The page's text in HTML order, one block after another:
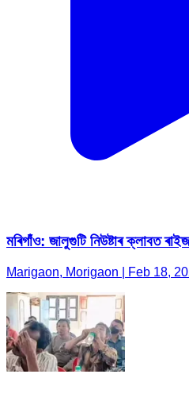
মৰিগাঁও: জালুগুটি নিউষ্টাৰ ক্লাবত
Marigaon, Morigaon | Feb 18,